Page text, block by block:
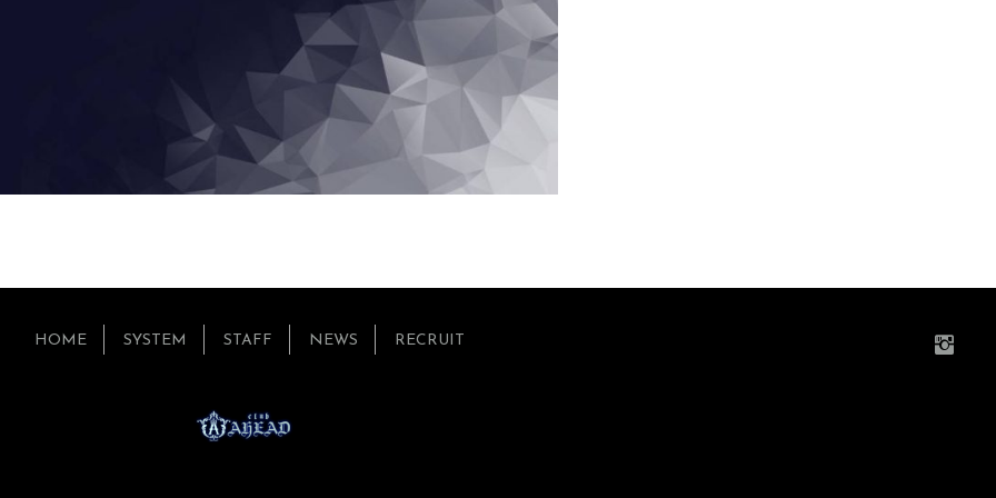
HOME SYSTEM STAFF NEWS RECRUIT